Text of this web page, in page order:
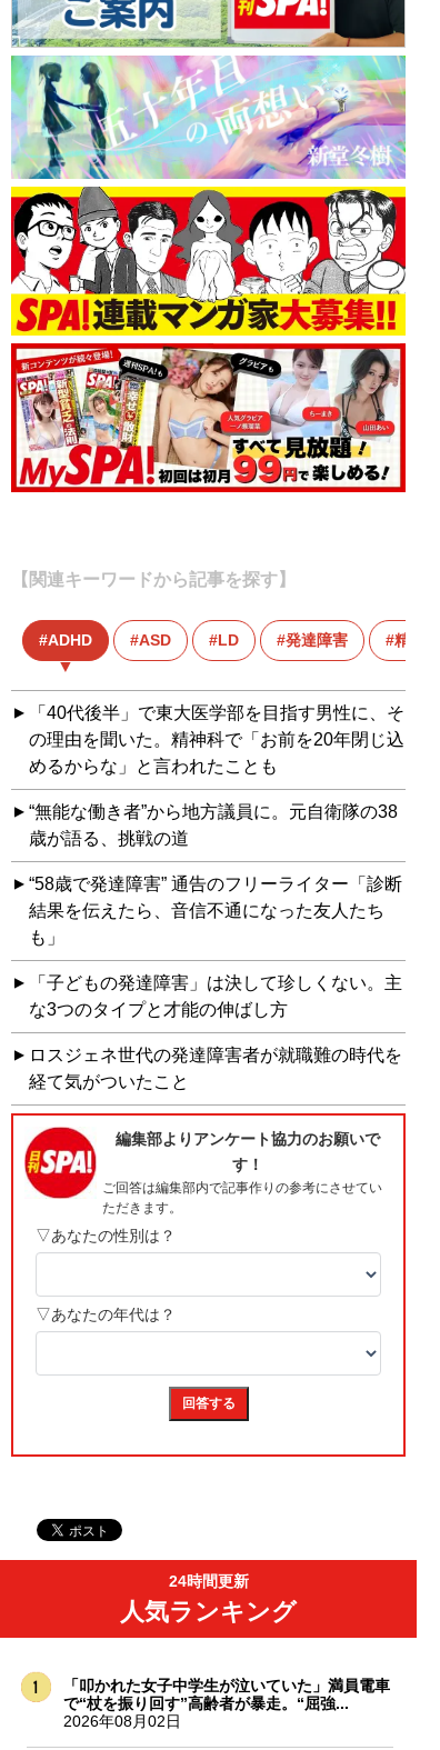
【関連キーワードから記事を探す】
ADHD ASD LD 発達障害 精神科
「40代後半」で東大医学部を目指す男性に、そ
の理由を聞いた。精神科で「お前を20年閉じ込
めるからな」と言われたことも
“無能な働き者”から地方議員に。元自衛隊の38
歳が語る、挑戦の道
“58歳で発達障害” 通告のフリーライター「診断
結果を伝えたら、音信不通になった友人たち
も」
「子どもの発達障害」は決して珍しくない。主
な3つのタイプと才能の伸ばし方
ロスジェネ世代の発達障害者が就職難の時代を
経て気がついたこと
24時間更新
人気ランキング
「叩かれた女子中学生が泣いていた」満員電車
で“杖を振り回す”高齢者が暴走。“屈強...
2026年08月02日